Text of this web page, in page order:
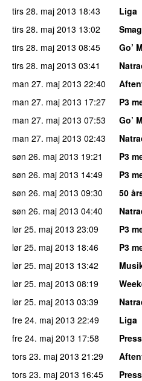
tirs 28. maj 2013 18:43
Liga
tirs 28. maj 2013 13:02
tirs 28. maj 2013 08:45
Go’
tirs 28. maj 2013 03:41
man 27. maj 2013 22:40
man 27. maj 2013 17:27
P3
man 27. maj 2013 07:53
Go’
man 27. maj 2013 02:43
søn 26. maj 2013 19:21
P3
søn 26. maj 2013 14:49
P3
søn 26. maj 2013 09:30
50
søn 26. maj 2013 04:40
lør 25. maj 2013 23:09
P3
lør 25. maj 2013 18:46
P3
lør 25. maj 2013 13:42
lør 25. maj 2013 08:19
lør 25. maj 2013 03:39
fre 24. maj 2013 22:49
Liga
fre 24. maj 2013 17:58
tors 23. maj 2013 21:29
tors 23. maj 2013 16:45